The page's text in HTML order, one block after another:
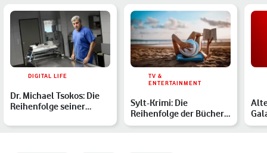
DIGITAL LIFE
Dr. Michael Tsokos: Die
Reihenfolge seiner
TV &
ENTERTAINMENT
Sylt-Krimi: Die
Reihenfolge der Bücher
von Krinke Rehberg